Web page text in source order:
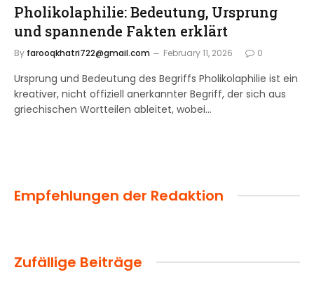
Pholikolaphilie: Bedeutung, Ursprung
und spannende Fakten erklärt
By farooqkhatri722@gmail.com February 11, 2026 0
Ursprung und Bedeutung des Begriffs Pholikolaphilie ist ein
kreativer, nicht offiziell anerkannter Begriff, der sich aus
griechischen Wortteilen ableitet, wobei…
Empfehlungen der Redaktion
Zufällige Beiträge